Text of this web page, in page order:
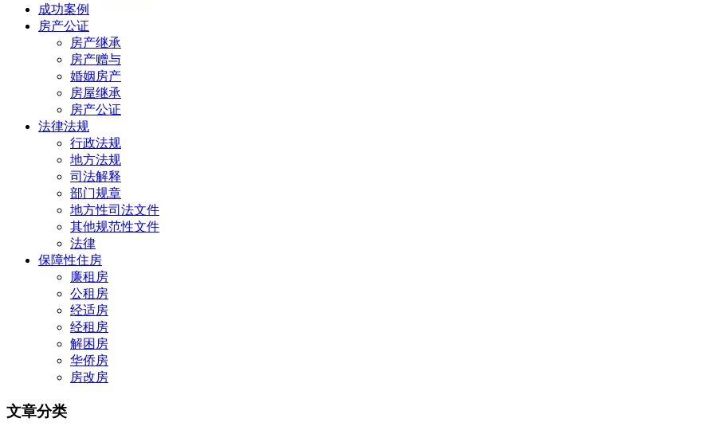
成功案例
房产公证
房产继承
房产赠与
婚姻房产
房屋继承
房产公证
法律法规
行政法规
地方法规
司法解释
部门规章
地方性司法文件
其他规范性文件
法律
保障性住房
廉租房
公租房
经适房
经租房
解困房
华侨房
房改房
文章分类